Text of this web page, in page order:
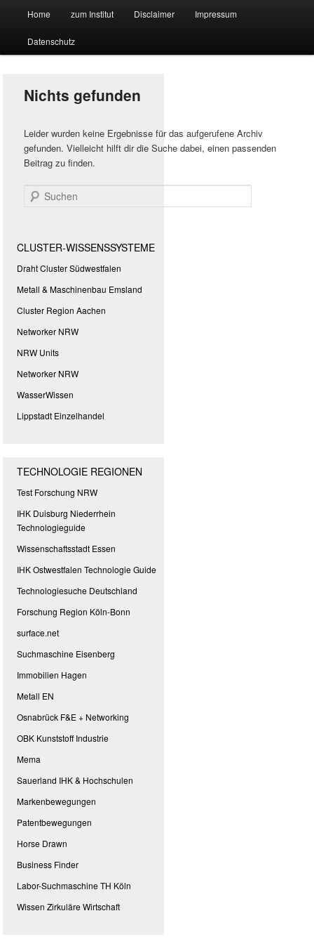
Suchmaschine Forschung und
Technologie
Zum
primären
springen
Zum
sekundären
springen
Home zum Institut Disclaimer Impressum
Datenschutz
Nichts gefunden
Leider wurden keine Ergebnisse für das aufgerufene Archiv
gefunden. Vielleicht hilft dir die Suche dabei, einen passenden
Beitrag zu finden.
Suchen
CLUSTER-WISSENSSYSTEME
Draht Cluster Südwestfalen
Metall & Maschinenbau Emsland
Cluster Region Aachen
Networker NRW
NRW Units
Networker NRW
WasserWissen
Lippstadt Einzelhandel
TECHNOLOGIE REGIONEN
Test Forschung NRW
IHK Duisburg Niederrhein
Technologieguide
Wissenschaftsstadt Essen
IHK Ostwestfalen Technologie Guide
Technologiesuche Deutschland
Forschung Region Köln-Bonn
surface.net
Suchmaschine Eisenberg
Immobilien Hagen
Metall EN
Osnabrück F&E + Networking
OBK Kunststoff Industrie
Mema
Sauerland IHK & Hochschulen
Markenbewegungen
Patentbewegungen
Horse Drawn
Business Finder
Labor-Suchmaschine TH Köln
Wissen Zirkuläre Wirtschaft